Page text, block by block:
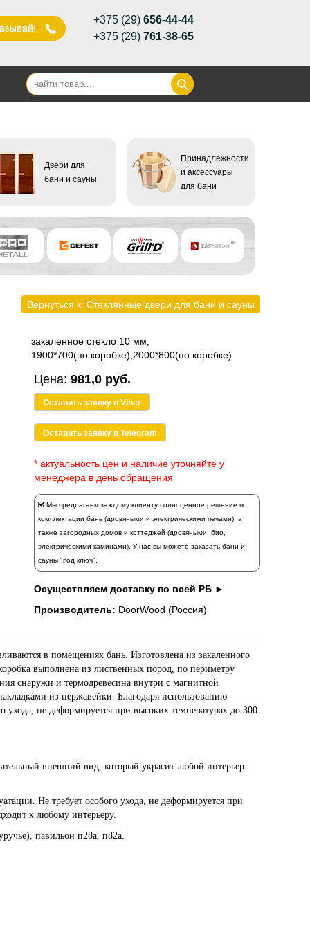
+375 (29) 656-44-44
+375 (29) 761-38-65
Двери для
бани и сауны
Принадлежности
и аксессуары
для бани
Вернуться к: Стеклянные двери для бани и сауны
закаленное стекло 10 мм,
1900*700(по коробке),2000*800(по коробке)
Цена: 981,0 руб.
Оставить заявку в Viber
Оставить заявку в Telegram
* актуальность цен и наличие уточняйте у
менеджера в день обращения
Мы предлагаем каждому клиенту полноценное решение по
комплектации бань (дровяными и электрическими печами), а
также загородных домов и коттеджей (дровяными, био,
электрическими каминами). У нас вы можете заказать бани и
сауны "под ключ".
Осуществляем доставку по всей РБ ►
Производитель: DoorWood (Россия)
в помещениях бань. Изготовлена из закаленного
выполнена из лиственных пород, по периметру
снаружи и термодревесина внутри с магнитной
из нержавейки. Благодаря использованию
ухода, не деформируется при высоких температурах до 300
внешний вид, который украсит любой интерьер
Не требует особого ухода, не деформируется при
к любому интерьеру.
павильон п28а, п82а.